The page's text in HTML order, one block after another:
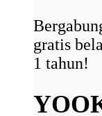
gratis
1 tahun!